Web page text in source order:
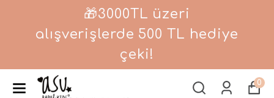
🎁3000TL üzeri
alışverişlerde 500 TL hediye
çeki!
0